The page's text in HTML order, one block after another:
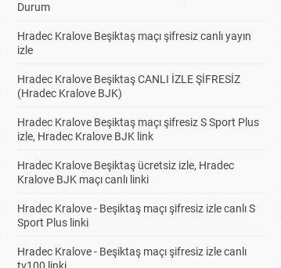
Durum
Hradec Kralove Beşiktaş maçı şifresiz canlı yayın
izle
Hradec Kralove Beşiktaş CANLI İZLE ŞİFRESİZ
(Hradec Kralove BJK)
Hradec Kralove Beşiktaş maçı şifresiz S Sport Plus
izle, Hradec Kralove BJK link
Hradec Kralove Beşiktaş ücretsiz izle, Hradec
Kralove BJK maçı canlı linki
Hradec Kralove - Beşiktaş maçı şifresiz izle canlı S
Sport Plus linki
Hradec Kralove - Beşiktaş maçı şifresiz izle canlı